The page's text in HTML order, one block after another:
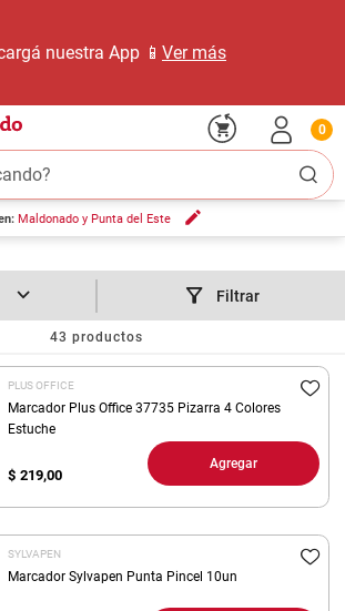
nuestra App 📱 Ver más
0
Maldonado y Punta del Este
Filtrar
43 productos
PLUS OFFICE
Marcador Plus Office 37735 Pizarra 4 Colores
Estuche
$ 219,00
Agregar
SYLVAPEN
Marcador Sylvapen Punta Pincel 10un
TÉRMINOS MÁS BUSCADOS
leche
4. queso
5. pollo
. bondiola
. fideos